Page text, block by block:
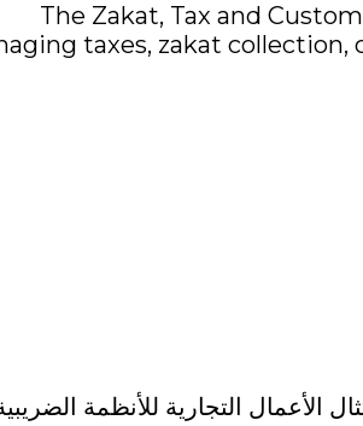
The Zakat, Tax and
taxes, zakat collection,
التجارية للأنظمة